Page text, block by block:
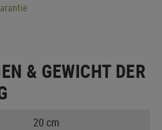
& GEWICHT DER
20 cm